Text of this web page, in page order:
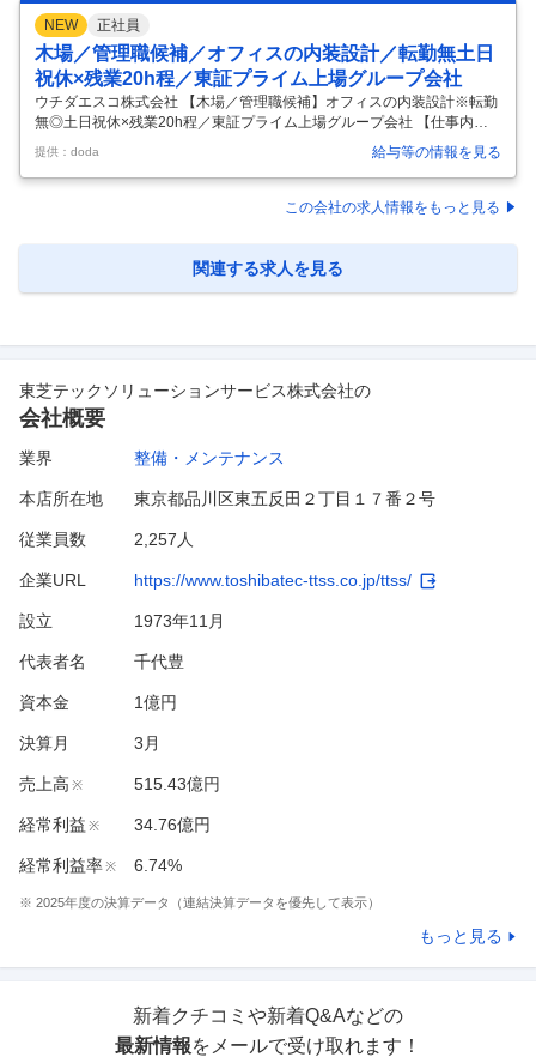
NEW 正社員
木場／管理職候補／オフィスの内装設計／転勤無土日
祝休×残業20h程／東証プライム上場グループ会社
ウチダエスコ株式会社 【木場／管理職候補】オフィスの内装設計※転勤
無◎土日祝休×残業20h程／東証プライム上場グループ会社 【仕事内
容】 【木場／管理職候補】オフィスの内装設計※転勤無◎土日祝休×残
業20h程／東証プライム上場グループ会社 【具体的な仕事内容】 ～内装
設計職でキャリアアップしたい方へ／ワークライフバランス◎平均勤続
17年以上！長期就業可能／内田洋行グループのIT子会社としての安定性
内装設計業務全般をお任せいたします。 オフィスの新規開設・リニュー
アル・移転などの内装工事及びレイアウトに関する設計業務全般をお任
提供：doda 給与等の情報を見る
この会社の求人情報をもっと見る
関連する求人を見る
東芝テックソリューションサービス株式会社の
会社概要
業界 整備・メンテナンス
本店所在地 東京都品川区東五反田２丁目１７番２号
従業員数 2,257人
企業URL https://www.toshibatec-ttss.co.jp/ttss/
設立 1973年11月
代表者名 千代豊
資本金 1億円
決算月 3 月
売上高 ※ 515.43億円
経常利益 ※ 34.76億円
経常利益率※ 6.74%
※ 2025年度の決算データ（連結決算データを優先して表示）
もっと見る
新着クチコミや新着Q&Aなどの
最新情報をメールで受け取れます！